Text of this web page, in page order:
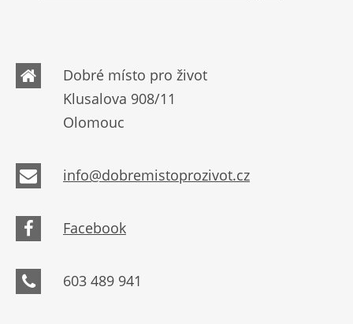
Dobré místo pro život
Klusalova 908/11
Olomouc
info@dobremistoprozivot.cz
Facebook
603 489 941